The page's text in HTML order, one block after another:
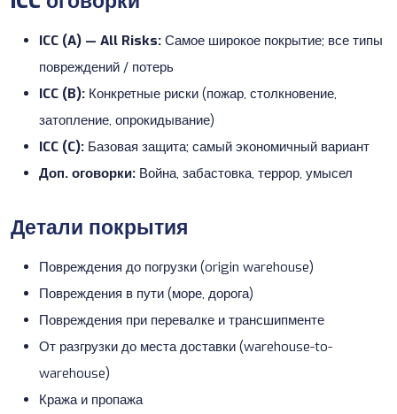
ICC (A) — All Risks: Самое широкое покрытие; все типы
повреждений / потерь
ICC (B): Конкретные риски (пожар, столкновение,
затопление, опрокидывание)
ICC (C): Базовая защита; самый экономичный вариант
Доп. оговорки: Война, забастовка, террор, умысел
Детали покрытия
Повреждения до погрузки (origin warehouse)
Повреждения в пути (море, дорога)
Повреждения при перевалке и трансшипменте
От разгрузки до места доставки (warehouse-to-
warehouse)
Кража и пропажа